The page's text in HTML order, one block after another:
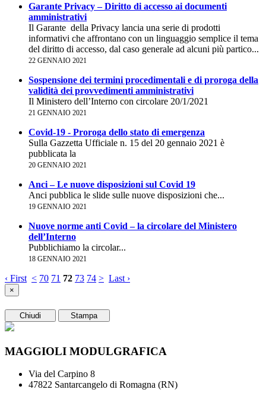
Garante Privacy – Diritto di accesso ai documenti
amministrativi
Il Garante della Privacy lancia una serie di prodotti
informativi che affrontano con un linguaggio semplice il tema
del diritto di accesso, dal caso generale ad alcuni più partico...
22 GENNAIO 2021
Sospensione dei termini procedimentali e di proroga della
validità dei provvedimenti amministrativi
Il Ministero dell’Interno con circolare 20/1/2021
21 GENNAIO 2021
Covid-19 - Proroga dello stato di emergenza
Sulla Gazzetta Ufficiale n. 15 del 20 gennaio 2021 è
pubblicata la
20 GENNAIO 2021
Anci – Le nuove disposizioni sul Covid 19
Anci pubblica le slide sulle nuove disposizioni che...
19 GENNAIO 2021
Nuove norme anti Covid – la circolare del Ministero
dell’Interno
Pubblichiamo la circolar...
18 GENNAIO 2021
‹ First < 70 71 72 73 74 > Last ›
×
Chiudi Stampa
MAGGIOLI MODULGRAFICA
Via del Carpino 8
47822 Santarcangelo di Romagna (RN)